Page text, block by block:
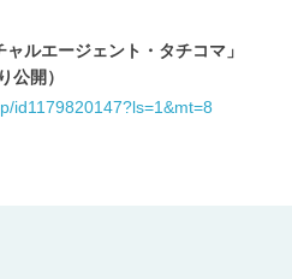
ルエージェント・タチコマ」
公開）
id1179820147?ls=1&mt=8